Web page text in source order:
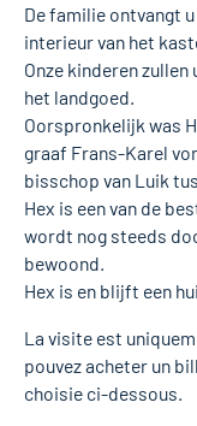
De familie ontvangt
interieur van het
Onze kinderen
het landgoed.
Oorspronkelijk was
graaf Frans-Karel
bisschop van Luik
Hex is een van de
wordt nog steeds
bewoond.
Hex is en blijft een
La visite est
pouvez acheter un
choisie ci-dessous.